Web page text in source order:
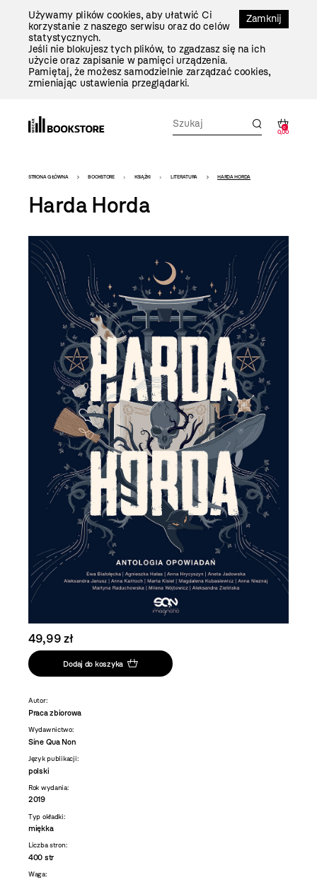
Zamknij
Używamy plików cookies, aby ułatwić Ci
korzystanie z naszego serwisu oraz do celów
statystycznych.
Jeśli nie blokujesz tych plików, to zgadzasz się na ich
użycie oraz zapisanie w pamięci urządzenia.
Pamiętaj, że możesz samodzielnie zarządzać cookies,
zmieniając ustawienia przeglądarki.
0
0,00
Bookstore
-
szablon
szczegóły
STRONA GŁÓWNA BOOKSTORE KSIĄŻKI LITERATURA HARDA HORDA
Harda Horda
49,99 zł
Dodaj do koszyka
Autor:
Praca zbiorowa
Wydawnictwo:
Sine Qua Non
Język publikacji:
polski
Rok wydania:
2019
Typ okładki:
miękka
Liczba stron:
400 str
Waga: